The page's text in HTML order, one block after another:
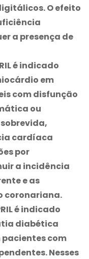
O efeito
a presença de
é indicado
em
com disfunção
ou
cardíaca
por
a incidência
e as
coronariana.
é indicado
diabética
com
Nesses